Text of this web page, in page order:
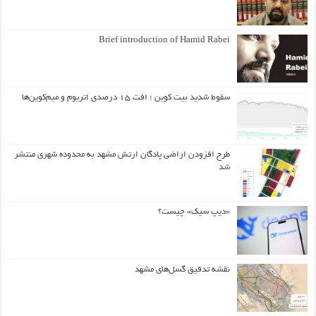
Brief introduction of Hamid Rabei
سقوط شدید بیت کوین ؛ افت ۱۵ درصدی اتریوم و میم‌کوین‌ها
طرح افزودن اراضی پادگان ارتش مشهد به محدوده شهری منتشر
شد
«دیپ سیک» چیست؟
نقشه تدقیق گسل‌های مشهد